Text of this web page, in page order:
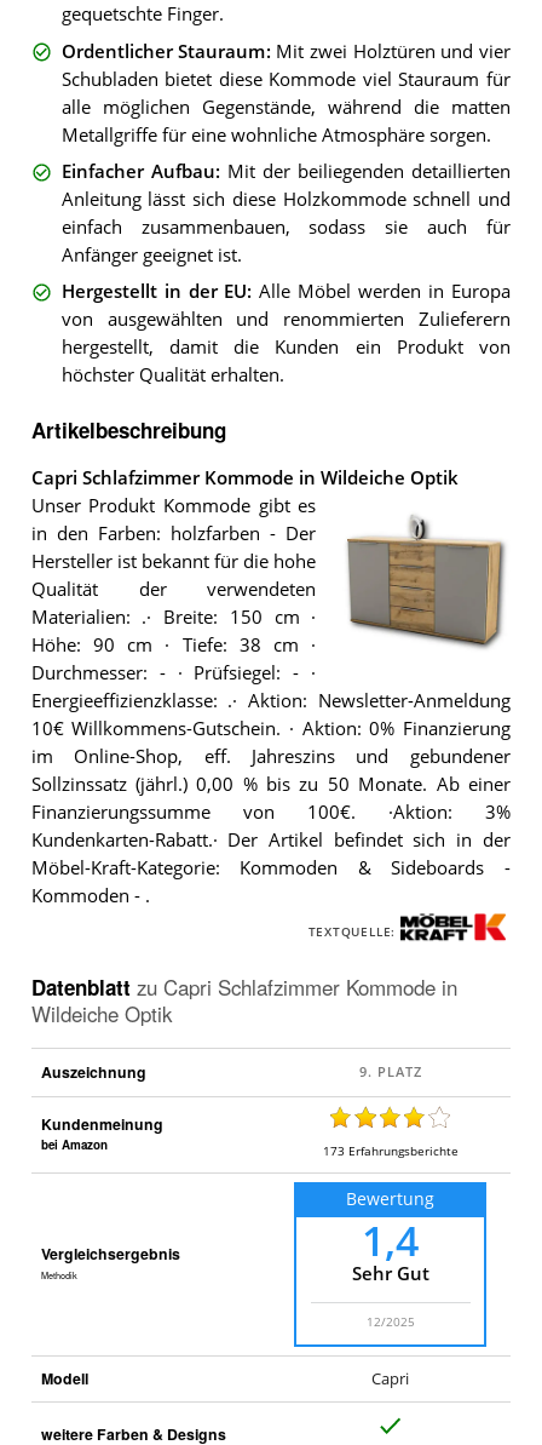
gequetschte Finger.
Ordentlicher Stauraum: Mit zwei Holztüren und vier
Schubladen bietet diese Kommode viel Stauraum für
alle möglichen Gegenstände, während die matten
Metallgriffe für eine wohnliche Atmosphäre sorgen.
Einfacher Aufbau: Mit der beiliegenden detaillierten
Anleitung lässt sich diese Holzkommode schnell und
einfach zusammenbauen, sodass sie auch für
Anfänger geeignet ist.
Hergestellt in der EU:Alle Möbel werden in Europa
von ausgewählten und renommierten Zulieferern
hergestellt, damit die Kunden ein Produkt von
höchster Qualität erhalten.
Artikelbeschreibung
Capri Schlafzimmer Kommode in Wildeiche Optik
Capri
Schlafzimmer
in
Wildeiche
Optik
Unser Produkt Kommode gibt es
in den Farben: holzfarben - Der
Hersteller ist bekannt für die hohe
Qualität der verwendeten
Materialien: .· Breite: 150 cm ·
Höhe: 90 cm · Tiefe: 38 cm ·
Durchmesser: - · Prüfsiegel: - ·
Energieeffizienzklasse: .· Aktion: Newsletter-Anmeldung
10€ Willkommens-Gutschein. · Aktion: 0% Finanzierung
im Online-Shop, eff. Jahreszins und gebundener
Sollzinssatz (jährl.) 0,00 % bis zu 50 Monate. Ab einer
Finanzierungssumme von 100€. ·Aktion: 3%
Kundenkarten-Rabatt.· Der Artikel befindet sich in der
Möbel-Kraft-Kategorie: Kommoden & Sideboards -
Kommoden - .
TEXTQUELLE:
Datenblatt zu Capri Schlafzimmer Kommode in
Wildeiche Optik
Auszeichnung
Kundenmeinung
bei Amazon 173 Erfahrungsberichte
Vergleichsergebnis
Methodik
Bewertung
1,4
Sehr Gut
12/2025
Modell Capri
weitere Farben & Designs